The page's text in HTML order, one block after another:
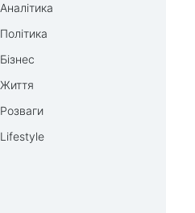
Аналітика
Політика
Бізнес
Життя
Розваги
Lifestyle